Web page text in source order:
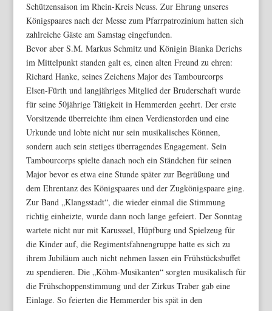
Schützensaison im Rhein-Kreis Neuss. Zur Ehrung unseres
Königspaares nach der Messe zum Pfarrpatrozinium hatten sich
zahlreiche Gäste am Samstag eingefunden.
Bevor aber S.M. Markus Schmitz und Königin Bianka Derichs
im Mittelpunkt standen galt es, einen alten Freund zu ehren:
Richard Hanke, seines Zeichens Major des Tambourcorps
Elsen-Fürth und langjähriges Mitglied der Bruderschaft wurde
für seine 50jährige Tätigkeit in Hemmerden geehrt. Der erste
Vorsitzende überreichte ihm einen Verdienstorden und eine
Urkunde und lobte nicht nur sein musikalisches Können,
sondern auch sein stetiges überragendes Engagement. Sein
Tambourcorps spielte danach noch ein Ständchen für seinen
Major bevor es etwa eine Stunde später zur Begrüßung und
dem Ehrentanz des Königspaares und der Zugkönigspaare ging.
Zur Band „Klangsstadt“, die wieder einmal die Stimmung
richtig einheizte, wurde dann noch lange gefeiert. Der Sonntag
wartete nicht nur mit Karusssel, Hüpfburg und Spielzeug für
die Kinder auf, die Regimentsfahnengruppe hatte es sich zu
ihrem Jubiläum auch nicht nehmen lassen ein Frühstücksbuffet
zu spendieren. Die „Köhm-Musikanten“ sorgten musikalisch für
die Frühschoppenstimmung und der Zirkus Traber gab eine
Einlage. So feierten die Hemmerder bis spät in den